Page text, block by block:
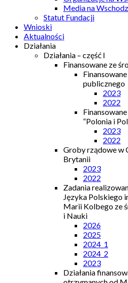
Media na
Statut Fundacji
Wnioski
Aktualności
Działania
Działania – część I
Finansowane ze
publicznego
2023
2022
“Polonia i
2023
2022
Groby rządowe w
Brytanii
2023
2022
Zadania
Języka Polskiego
Marii Kolbego ze
i Nauki
2026
2025
2024_1
2024_2
2023
Działania